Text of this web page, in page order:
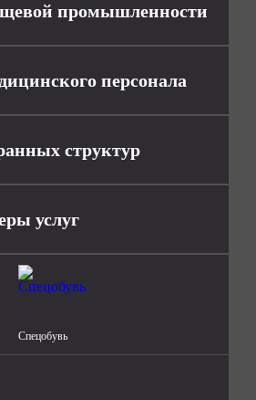
промышленности
персонала
структур
услуг
Спецобувь